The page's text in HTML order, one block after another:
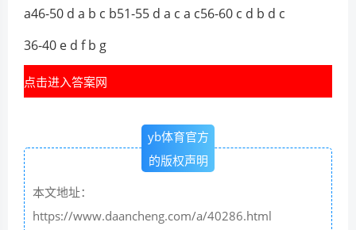
a46-50 d a b c b51-55 d a c a c56-60 c d b d c
36-40 e d f b g
点击进入答案网
yb体育官方
的版权声明
本文地址：
https://www.daancheng.com/a/40286.html